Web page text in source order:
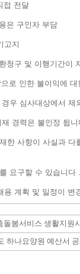
접 전달
은 구인자 부담
고지
청구 및 이행기간이
로 인한 불이익에
우 심사대상에서
경력은 불인정 됩니
한 사항이 사실과
요구할 수 있습니다 .
계획 및 일정이 변
돌봄서비스 생활지원
하나요양원 예산서